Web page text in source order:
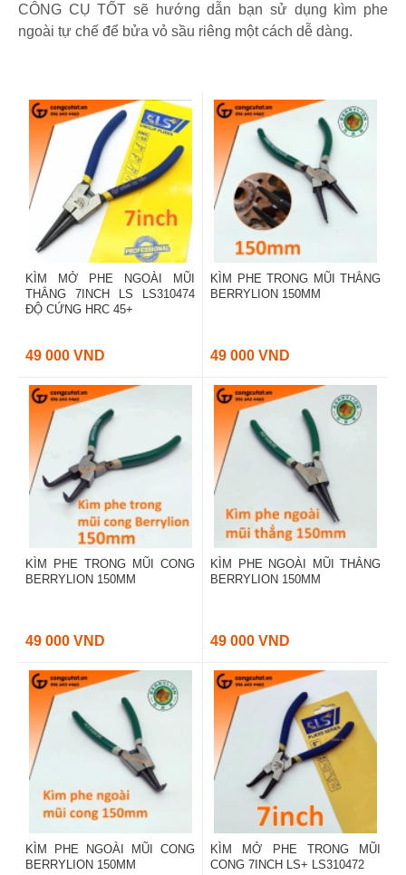
CÔNG CỤ TỐT sẽ hướng dẫn bạn sử dụng kìm phe
ngoài tự chế để bửa vỏ sầu riêng một cách dễ dàng.
KÌM MỞ PHE NGOÀI MŨI
THẲNG 7INCH LS LS310474
ĐỘ CỨNG HRC 45+
49 000 VND
KÌM PHE TRONG MŨI THẲNG
BERRYLION 150MM
49 000 VND
KÌM PHE TRONG MŨI CONG
BERRYLION 150MM
49 000 VND
KÌM PHE NGOÀI MŨI THẲNG
BERRYLION 150MM
49 000 VND
KÌM PHE NGOÀI MŨI CONG
BERRYLION 150MM
KÌM MỞ PHE TRONG MŨI
CONG 7INCH LS+ LS310472